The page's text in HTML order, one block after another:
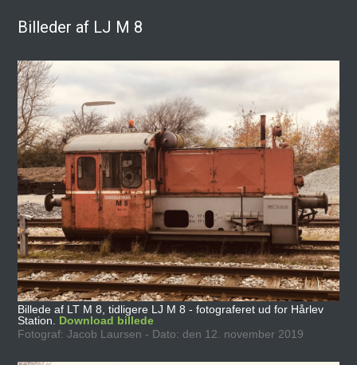
Billeder af LJ M 8
Billede af LT M 8, tidligere LJ M 8 - fotograferet ud for Hårlev
Station. Download billede
Fotograf: Jacob Laursen - Dato: den 12. november 2019